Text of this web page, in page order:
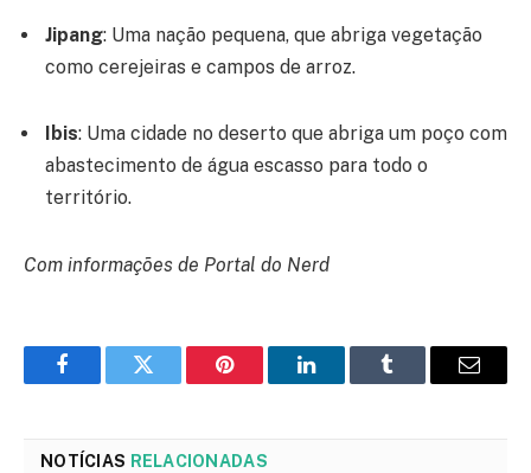
Jipang: Uma nação pequena, que abriga vegetação
como cerejeiras e campos de arroz.
Ibis: Uma cidade no deserto que abriga um poço com
abastecimento de água escasso para todo o
território.
Com informações de Portal do Nerd
FacebookTwitter Pinterest LinkedInTumblr Email
NOTÍCIAS RELACIONADAS